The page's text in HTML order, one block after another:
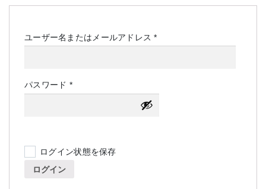
ユーザー名またはメールアドレス*必
パスワード *必
須
ログイン状態を保存
ログイン